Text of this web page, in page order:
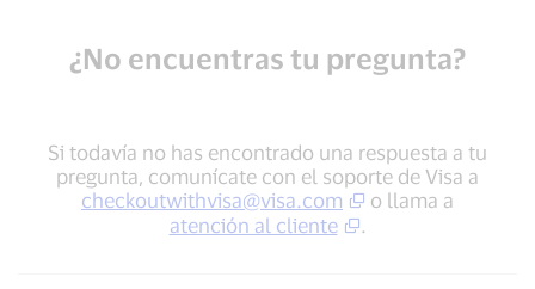
¿No encuentras tu pregunta?
Si todavía no has encontrado una respuesta a tu
pregunta, comunícate con el soporte de Visa a
checkoutwithvisa@visa.com
o llama a
atención al cliente
.